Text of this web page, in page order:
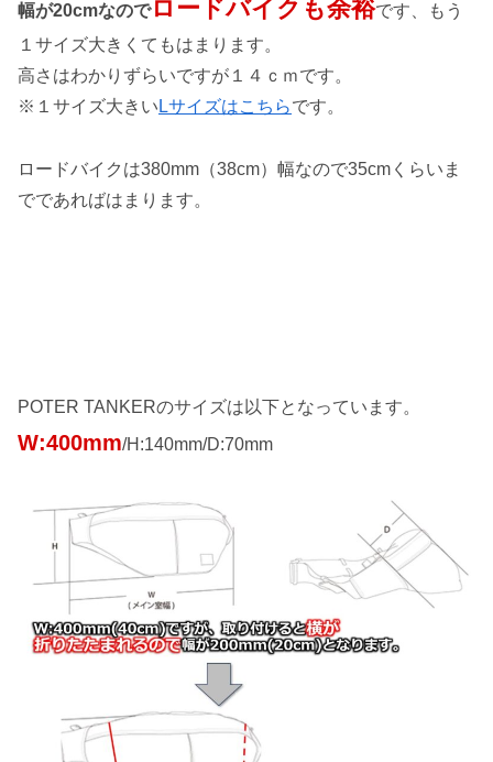
幅が20cmなのでロードバイクも余裕です、もう
１サイズ大きくてもはまります。
高さはわかりずらいですが１４ｃｍです。
※１サイズ大きいLサイズはこちらです。
ロードバイクは380mm（38cm）幅なので35cmくらいま
でであればはまります。
POTER TANKERのサイズは以下となっています。
W:400mm/H:140mm/D:70mm